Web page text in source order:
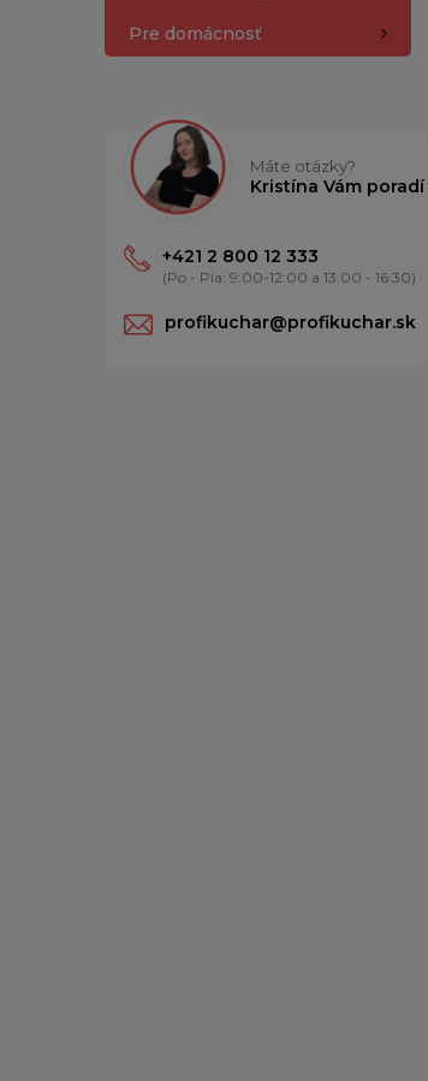
Pre domácnosť
Máte otázky?
Kristína Vám poradí
+421 2 800 12 333
(Po - Pia: 9:00-12:00 a 13:00 - 16:30)
profikuchar@profikuchar.sk